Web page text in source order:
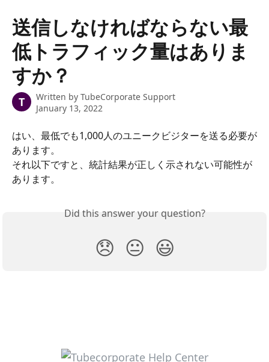
送信しなければならない最
低トラフィック量はありま
すか？
T Written by TubeCorporate Support
January 13, 2022
はい、最低でも1,000人のユニークビジターを送る必要が
あります。
それ以下ですと、統計結果が正しく示されない可能性が
あります。
Did this answer your question?
😞 😐 😃